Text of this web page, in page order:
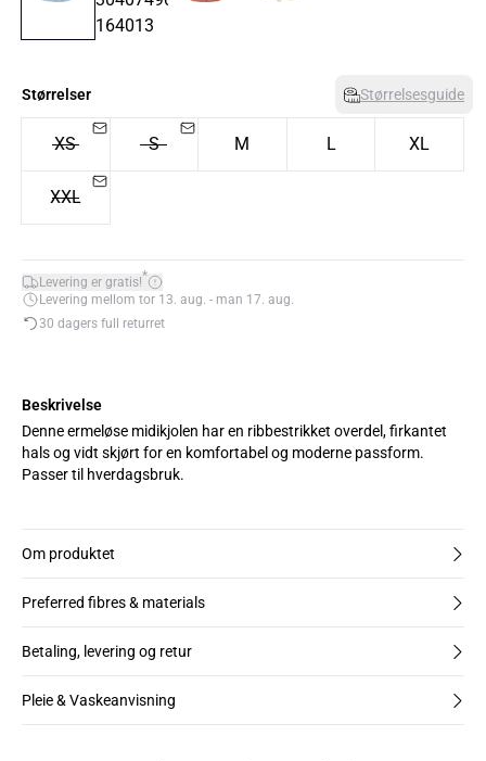
Størrelser Størrelsesguide
XS S M L XL
XXL
Levering er gratis!*
Levering mellom tor 13. aug. - man 17. aug.
30 dagers full returret
Beskrivelse
Denne ermeløse midikjolen har en ribbestrikket overdel, firkantet
hals og vidt skjørt for en komfortabel og moderne passform.
Passer til hverdagsbruk.
Om produktet
Preferred fibres & materials
Betaling, levering og retur
Pleie & Vaskeanvisning